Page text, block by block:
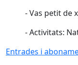
- Vas petit de
- Activitats:
Entrades i